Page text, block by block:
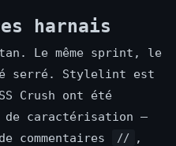
harnais
Le même sprint, le
serré. Stylelint est
Crush ont été
caractérisation —
commentaires
//
,